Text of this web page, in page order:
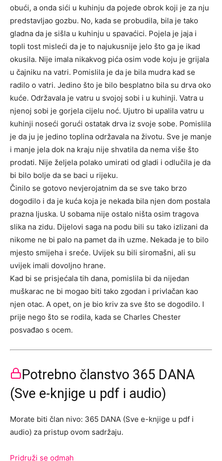
obući, a onda sići u kuhinju da pojede obrok koji je za nju
predstavljao gozbu. No, kada se probudila, bila je tako
gladna da je sišla u kuhinju u spavaćici. Pojela je jaja i
topli tost misleći da je to najukusnije jelo što ga je ikad
okusila. Nije imala nikakvog pića osim vode koju je grijala
u čajniku na vatri. Pomislila je da je bila mudra kad se
radilo o vatri. Jedino što je bilo besplatno bila su drva oko
kuće. Održavala je vatru u svojoj sobi i u kuhinji. Vatra u
njenoj sobi je gorjela cijelu noć. Ujutro bi upalila vatru u
kuhinji noseći gorući ostatak drva iz svoje sobe. Pomislila
je da ju je jedino toplina održavala na životu. Sve je manje
i manje jela dok na kraju nije shvatila da nema više što
prodati. Nije željela polako umirati od gladi i odlučila je da
bi bilo bolje da se baci u rijeku.
Činilo se gotovo nevjerojatnim da se sve tako brzo
dogodilo i da je kuća koja je nekada bila njen dom postala
prazna ljuska. U sobama nije ostalo ništa osim tragova
slika na zidu. Dijelovi saga na podu bili su tako izlizani da
nikome ne bi palo na pamet da ih uzme. Nekada je to bilo
mjesto smijeha i sreće. Uvijek su bili siromašni, ali su
uvijek imali dovoljno hrane.
Kad bi se prisjećala tih dana, pomislila bi da nijedan
muškarac ne bi mogao biti tako zgodan i privlačan kao
njen otac. A opet, on je bio kriv za sve što se dogodilo. I
prije nego što se rodila, kada se Charles Chester
posvađao s ocem.
Potrebno članstvo 365 DANA
(Sve e-knjige u pdf i audio)
Morate biti član nivo: 365 DANA (Sve e-knjige u pdf i
audio) za pristup ovom sadržaju.
Pridruži se odmah